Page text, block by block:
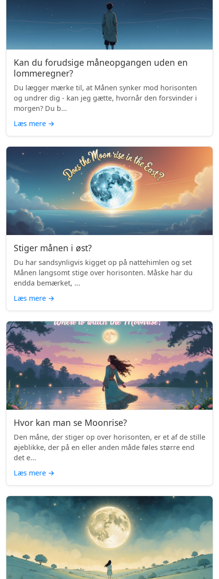
Kan du forudsige måneopgangen uden en
lommeregner?
Du lægger mærke til, at Månen synker mod horisonten
og undrer dig - kan jeg gætte, hvornår den forsvinder i
morgen? Du b...
Læs mere →
Stiger månen i øst?
Du har sandsynligvis kigget op på nattehimlen og set
Månen langsomt stige over horisonten. Måske har du
endda bemærket, ...
Læs mere →
Hvor kan man se Moonrise?
Den måne, der stiger op over horisonten, er et af de stille
øjeblikke, der på en eller anden måde føles større end
det e...
Læs mere →